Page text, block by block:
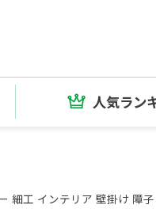
人気ラン
細工 インテリア 壁掛け 障